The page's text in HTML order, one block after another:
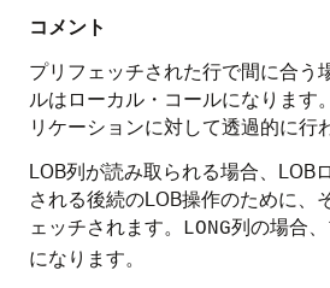
コメント
プリフェッチされた行で間に合う
ルはローカル・コールになります
リケーションに対して透過的に行
LOB列が読み取られる場合、LOB
される後続のLOB操作のために、
ェッチされます。
LONG列の場合
になります。